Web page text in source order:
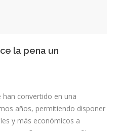
la pena un
han convertido en una
años, permitiendo disponer
y más económicos a